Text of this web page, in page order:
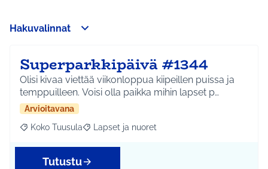
Hakuvalinnat
Superparkkipäivä #1344
Olisi kivaa viettää viikonloppua kiipeillen puissa ja
temppuilleen. Voisi olla paikka mihin lapset p…
Arvioitavana
Rajaa tulokset aihepiirin mukaan: Koko Tuusula
Koko Tuusula Rajaa tulokset teeman mukaan: Lapset ja
Lapset ja nuoret
Tutustu